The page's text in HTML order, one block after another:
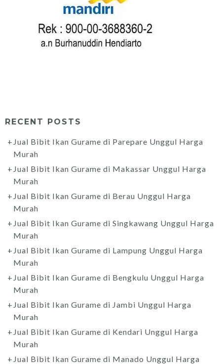
RECENT POSTS
Jual Bibit Ikan Gurame di Parepare Unggul Harga
Murah
Jual Bibit Ikan Gurame di Makassar Unggul Harga
Murah
Jual Bibit Ikan Gurame di Berau Unggul Harga
Murah
Jual Bibit Ikan Gurame di Singkawang Unggul Harga
Murah
Jual Bibit Ikan Gurame di Lampung Unggul Harga
Murah
Jual Bibit Ikan Gurame di Bengkulu Unggul Harga
Murah
Jual Bibit Ikan Gurame di Jambi Unggul Harga
Murah
Jual Bibit Ikan Gurame di Kendari Unggul Harga
Murah
Jual Bibit Ikan Gurame di Manado Unggul Harga